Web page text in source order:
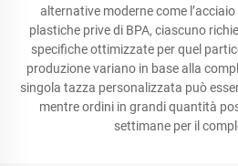
alternative moderne come
plastiche prive di BPA, ciascuno
specifiche ottimizzate per quel
produzione variano in base alla
singola tazza personalizzata può
mentre ordini in grandi quantità
settimane per il